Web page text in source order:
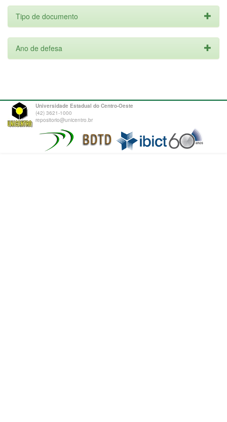
Tipo de documento
Ano de defesa
Universidade Estadual do Centro-Oeste
(42) 3621-1000
repositorio@unicentro.br